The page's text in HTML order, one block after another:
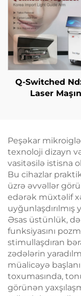
Q-Switched
Laser
Peşəkar
texnoloji dizayn
vasitəsilə istisna
Bu cihazlar
üzrə əvvəllər
edərək müxtəlif
Əsas üstünlük,
funksiyasını
stimullaşdıran
zədələrin
müalicəyə
toxumasında,
görünən